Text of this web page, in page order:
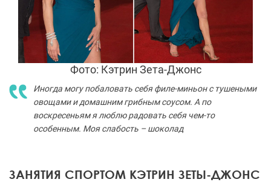
Фото: Кэтрин Зета-Джонс
Иногда могу побаловать себя филе-миньон с тушеными
овощами и домашним грибным соусом. А по
воскресеньям я люблю радовать себя чем-то
особенным. Моя слабость – шоколад
ЗАНЯТИЯ СПОРТОМ КЭТРИН ЗЕТЫ-ДЖОНС